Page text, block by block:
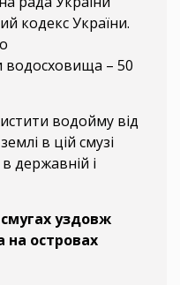
кодекс України.
водосховища – 50
водойму від
в цій смузі
державній і
уздовж
на островах